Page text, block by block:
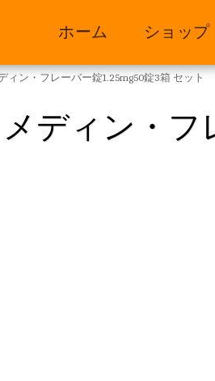
ホーム ショップ
ィン・フレーバー錠1.25mg50錠3箱 セット
ディン・フ